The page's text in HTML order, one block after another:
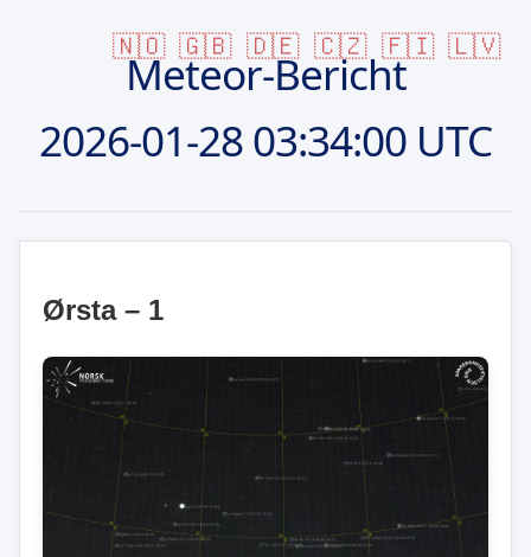
🇳🇴 🇬🇧 🇩🇪 🇨🇿 🇫🇮 🇱🇻
Meteor-Bericht
2026-01-2803:34:00 UTC
Ørsta – 1